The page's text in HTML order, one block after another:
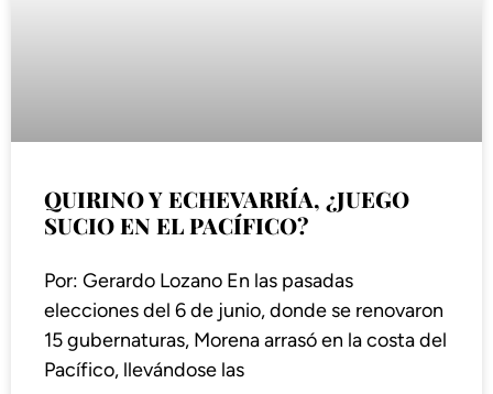
QUIRINO Y ECHEVARRÍA, ¿JUEGO
SUCIO EN EL PACÍFICO?
Por: Gerardo Lozano En las pasadas
elecciones del 6 de junio, donde se renovaron
15 gubernaturas, Morena arrasó en la costa del
Pacífico, llevándose las